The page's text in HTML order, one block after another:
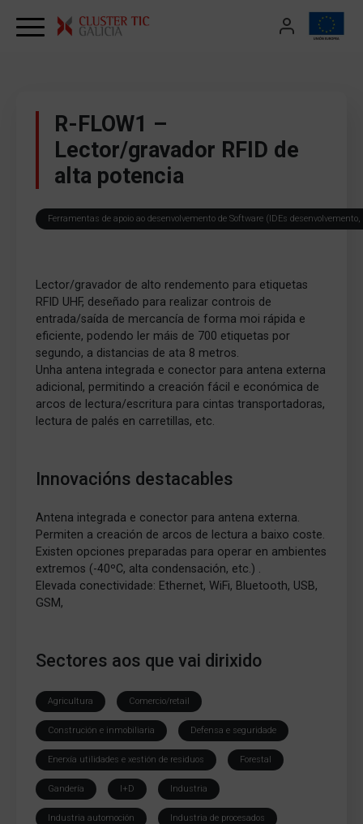
R-FLOW1 –
Lector/gravador RFID de
alta potencia
Ferramentas de apoio ao desenvolvemento de Software (IDEs
Lector/gravador de alto rendemento para etiquetas
RFID UHF, deseñado para realizar controis de
entrada/saída de mercancía de forma moi rápida e
eficiente, podendo ler máis de 700 etiquetas por
segundo, a distancias de ata 8 metros.
Unha antena integrada e conector para antena externa
adicional, permitindo a creación fácil e económica de
arcos de lectura/escritura para cintas transportadoras,
lectura de palés en carretillas, etc.
Innovacións destacables
Antena integrada e conector para antena externa.
Permiten a creación de arcos de lectura a baixo coste.
Existen opciones preparadas para operar en ambientes
extremos (-40ºC, alta condensación, etc.) .
Elevada conectividade: Ethernet, WiFi, Bluetooth, USB,
GSM,
Sectores aos que vai dirixido
Agricultura Comercio/retail
Construción e inmobiliaria Defensa e seguridade
Enerxía utilidades e xestión de residuos Forestal
Gandería I+D Industria
Industria automoción Industria de procesados